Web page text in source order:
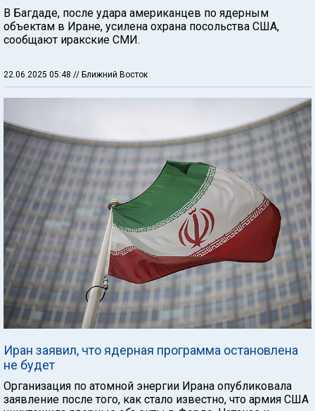
В Багдаде, после удара американцев по ядерным
объектам в Иране, усилена охрана посольства США,
сообщают иракские СМИ.
22.06.2025 05:48 // Ближний Восток
Иран заявил, что ядерная программа остановлена
не будет
Организация по атомной энергии Ирана опубликовала
заявление после того, как стало известно, что армия США